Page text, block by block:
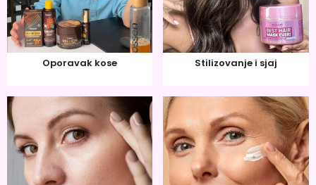
Oporavak kose Stilizovanje i sjaj